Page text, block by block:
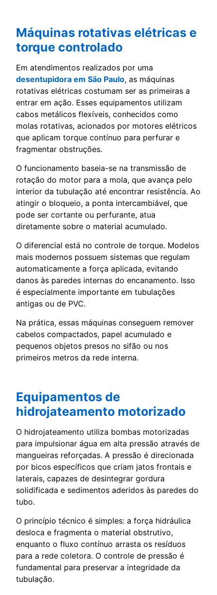
Máquinas rotativas elétricas e
torque controlado
Em atendimentos realizados por uma
desentupidora em São Paulo, as máquinas
rotativas elétricas costumam ser as primeiras a
entrar em ação. Esses equipamentos utilizam
cabos metálicos flexíveis, conhecidos como
molas rotativas, acionados por motores elétricos
que aplicam torque contínuo para perfurar e
fragmentar obstruções.
O funcionamento baseia-se na transmissão de
rotação do motor para a mola, que avança pelo
interior da tubulação até encontrar resistência. Ao
atingir o bloqueio, a ponta intercambiável, que
pode ser cortante ou perfurante, atua
diretamente sobre o material acumulado.
O diferencial está no controle de torque. Modelos
mais modernos possuem sistemas que regulam
automaticamente a força aplicada, evitando
danos às paredes internas do encanamento. Isso
é especialmente importante em tubulações
antigas ou de PVC.
Na prática, essas máquinas conseguem remover
cabelos compactados, papel acumulado e
pequenos objetos presos no sifão ou nos
primeiros metros da rede interna.
Equipamentos de
hidrojateamento motorizado
O hidrojateamento utiliza bombas motorizadas
para impulsionar água em alta pressão através de
mangueiras reforçadas. A pressão é direcionada
por bicos específicos que criam jatos frontais e
laterais, capazes de desintegrar gordura
solidificada e sedimentos aderidos às paredes do
tubo.
O princípio técnico é simples: a força hidráulica
desloca e fragmenta o material obstrutivo,
enquanto o fluxo contínuo arrasta os resíduos
para a rede coletora. O controle de pressão é
fundamental para preservar a integridade da
tubulação.